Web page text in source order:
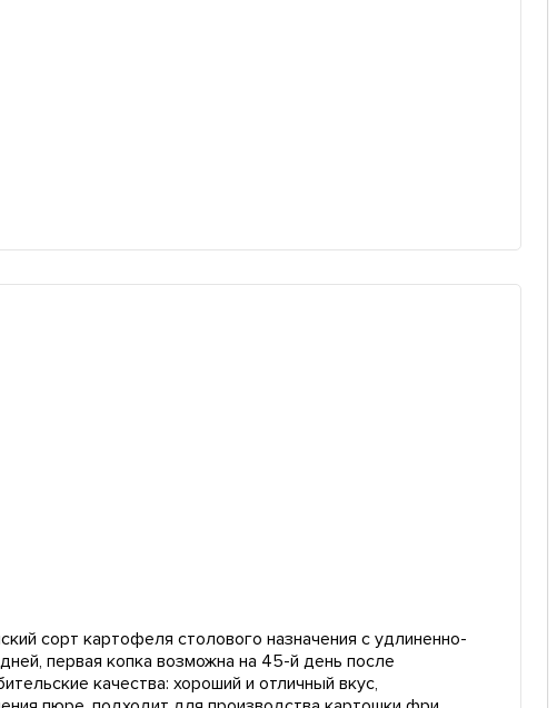
сорт картофеля столового назначения с удлиненно-
первая копка возможна на 45-й день после
качества: хороший и отличный вкус,